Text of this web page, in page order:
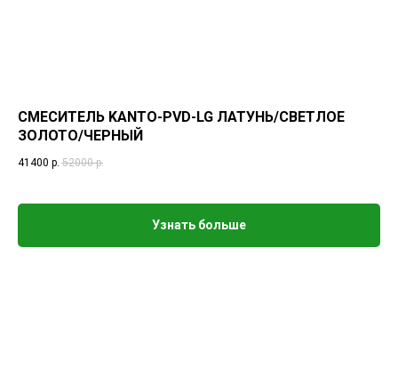
СМЕСИТЕЛЬ KANTO-PVD-LG ЛАТУНЬ/СВЕТЛОЕ
ЗОЛОТО/ЧЕРНЫЙ
41400 р. 52000 р.
Узнать больше